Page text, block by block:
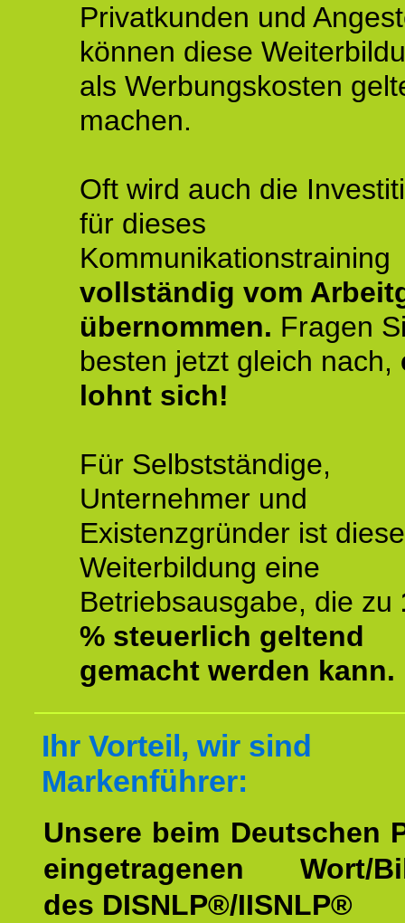
Privatkunden und
können diese
als Werbungskosten
machen.
Oft wird auch die
für dieses
Kommunikationstraining
vollständig vom
übernommen. Fragen
besten jetzt gleich nach,
lohnt sich!
Für Selbstständige,
Unternehmer und
Existenzgründer ist diese
Weiterbildung eine
Betriebsausgabe, die zu
% steuerlich geltend
gemacht werden kann.
Ihr Vorteil, wir sind
Markenführer:
Unsere beim Deutschen
eingetragenen Wort/
des DISNLP®/IISNLP®